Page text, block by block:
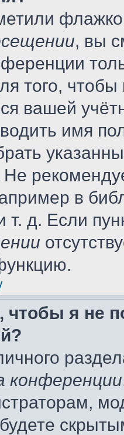
, вы
того, чтобы
вашей
имя
в
т. д. Если
чтобы я не
конференции